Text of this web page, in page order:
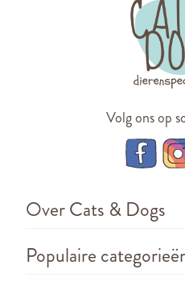
Volg ons op
Over Cats & Dogs
Populaire